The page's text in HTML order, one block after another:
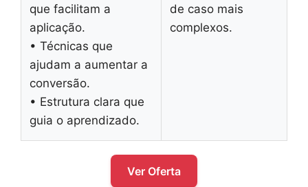
que facilitam a
aplicação.
• Técnicas que
ajudam a aumentar a
conversão.
• Estrutura clara que
guia o aprendizado.
de caso mais
complexos.
Ver Oferta